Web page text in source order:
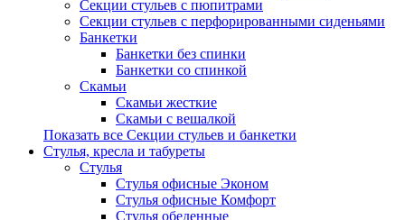
Секции стульев с пюпитрами
Секции стульев с перфорированными сиденьями
Банкетки
Банкетки без спинки
Банкетки со спинкой
Скамьи
Скамьи жесткие
Скамьи с вешалкой
Показать все Секции стульев и банкетки
Стулья, кресла и табуреты
Стулья
Стулья офисные Эконом
Стулья офисные Комфорт
Стулья обеденные